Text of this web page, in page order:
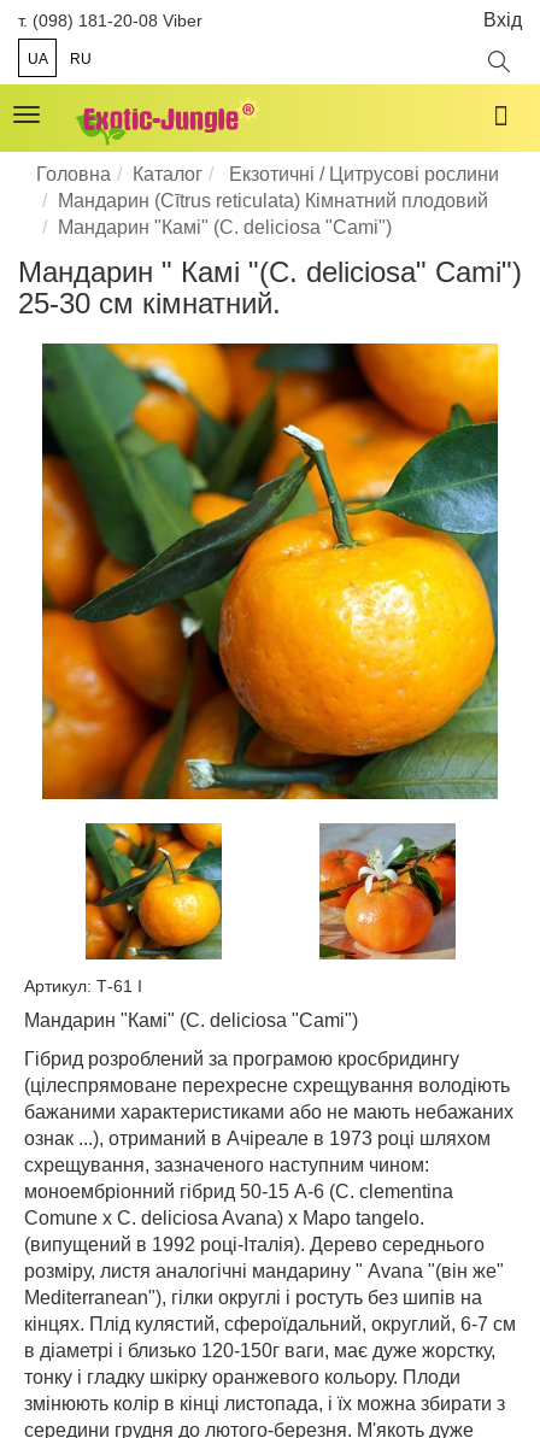
т. (098) 181-20-08 Viber
UA RU
Вхід
Toggle
navigation
Головна
Каталог
Екзотичні / Цитрусові рослини
Мандарин (Cītrus reticulata) Кімнатний плодовий
Мандарин "Камі" (C. deliciosa "Cami")
Мандарин " Камі "(C. deliciosa" Cami")
25-30 см кімнатний.
Артикул: Т-61 I
Мандарин "Камі" (C. deliciosa "Cami")
Гібрид розроблений за програмою кросбридингу
(цілеспрямоване перехресне схрещування володіють
бажаними характеристиками або не мають небажаних
ознак ...), отриманий в Ачіреале в 1973 році шляхом
схрещування, зазначеного наступним чином:
моноембріонний гібрид 50-15 А-6 (C. clementina
Comune x C. deliciosa Avana) x Mapo tangelo.
(випущений в 1992 році-Італія). Дерево середнього
розміру, листя аналогічні мандарину " Avana "(він же"
Mediterranean"), гілки округлі і ростуть без шипів на
кінцях. Плід кулястий, сфероїдальний, округлий, 6-7 см
в діаметрі і близько 120-150г ваги, має дуже жорстку,
тонку і гладку шкірку оранжевого кольору. Плоди
змінюють колір в кінці листопада, і їх можна збирати з
середини грудня до лютого-березня. М'якоть дуже